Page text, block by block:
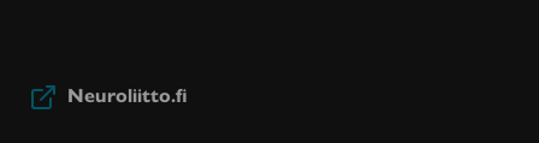
Neuroliitto.fi